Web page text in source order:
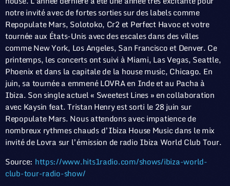
notre invité avec de fortes sorties sur des labels comme
Repopulate Mars, Solotoko, Cr2 et Perfect Havoc et votre
tournée aux États-Unis avec des escales dans des villes
comme New York, Los Angeles, San Francisco et Denver. Ce
printemps, les concerts ont suivi à Miami, Las Vegas, Seattle,
Phoenix et dans la capitale de la house music, Chicago. En
juin, sa tournée a emmené LOVRA en Inde et au Pacha à
Ibiza. Son single actuel « Sweetest Lines » en collaboration
avec Kaysin feat. Tristan Henry est sorti le 28 juin sur
Repopulate Mars. Nous attendons avec impatience de
nombreux rythmes chauds d’Ibiza House Music dans le mix
invité de Lovra sur l’émission de radio Ibiza World Club Tour.
Source: https://www.hits1radio.com/shows/ibiza-world-
club-tour-radio-show/